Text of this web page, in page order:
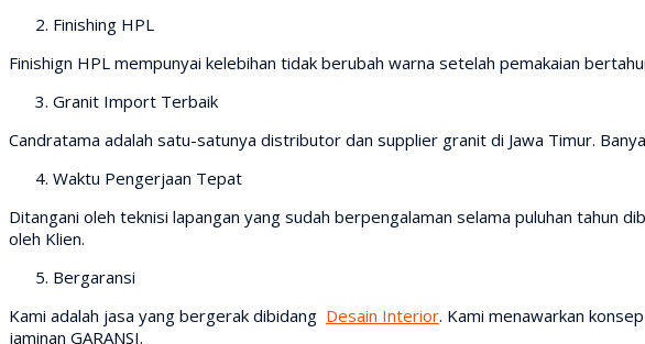
Finishing HPL
Finishign HPL mempunyai kelebihan tidak berubah warna setelah pemakaian
Granit Import Terbaik
Candratama adalah satu-satunya distributor dan supplier granit di Jawa Timur.
Waktu Pengerjaan Tepat
Ditangani oleh teknisi lapangan yang sudah berpengalaman selama puluhan tahun
oleh Klien.
Bergaransi
Kami adalah jasa yang bergerak dibidang Desain Interior. Kami menawarkan
jaminan GARANSI.